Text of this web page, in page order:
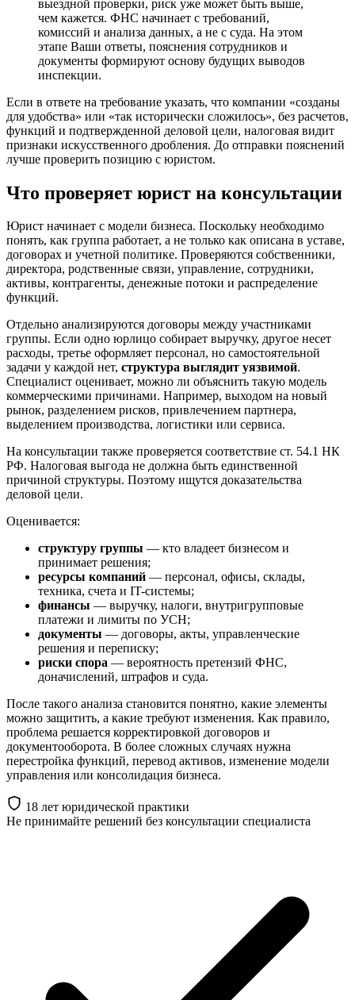
выездной проверки, риск уже может быть выше,
чем кажется. ФНС начинает с требований,
комиссий и анализа данных, а не с суда. На этом
этапе Ваши ответы, пояснения сотрудников и
документы формируют основу будущих выводов
инспекции.
Если в ответе на требование указать, что компании «созданы
для удобства» или «так исторически сложилось», без расчетов,
функций и подтвержденной деловой цели, налоговая видит
признаки искусственного дробления. До отправки пояснений
лучше проверить позицию с юристом.
Что проверяет юрист на консультации
Юрист начинает с модели бизнеса. Поскольку необходимо
понять, как группа работает, а не только как описана в уставе,
договорах и учетной политике. Проверяются собственники,
директора, родственные связи, управление, сотрудники,
активы, контрагенты, денежные потоки и распределение
функций.
Отдельно анализируются договоры между участниками
группы. Если одно юрлицо собирает выручку, другое несет
расходы, третье оформляет персонал, но самостоятельной
задачи у каждой нет, структура выглядит уязвимой.
Специалист оценивает, можно ли объяснить такую модель
коммерческими причинами. Например, выходом на новый
рынок, разделением рисков, привлечением партнера,
выделением производства, логистики или сервиса.
На консультации также проверяется соответствие ст. 54.1 НК
РФ. Налоговая выгода не должна быть единственной
причиной структуры. Поэтому ищутся доказательства
деловой цели.
Оценивается:
структуру группы — кто владеет бизнесом и
принимает решения;
ресурсы компаний — персонал, офисы, склады,
техника, счета и IT-системы;
финансы — выручку, налоги, внутригрупповые
платежи и лимиты по УСН;
документы — договоры, акты, управленческие
решения и переписку;
риски спора — вероятность претензий ФНС,
доначислений, штрафов и суда.
После такого анализа становится понятно, какие элементы
можно защитить, а какие требуют изменения. Как правило,
проблема решается корректировкой договоров и
документооборота. В более сложных случаях нужна
перестройка функций, перевод активов, изменение модели
управления или консолидация бизнеса.
18 лет юридической практики
Не принимайте решений без консультации специалиста